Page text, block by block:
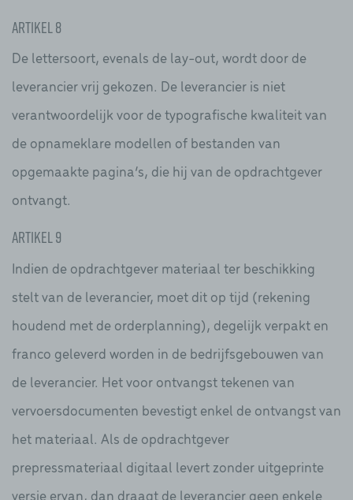
Artikel 8
De lettersoort, evenals de lay-out, wordt door de
leverancier vrij gekozen. De leverancier is niet
verantwoordelijk voor de typografische kwaliteit van
de opnameklare modellen of bestanden van
opgemaakte pagina’s, die hij van de opdrachtgever
ontvangt.
Artikel 9
Indien de opdrachtgever materiaal ter beschikking
stelt van de leverancier, moet dit op tijd (rekening
houdend met de orderplanning), degelijk verpakt en
franco geleverd worden in de bedrijfsgebouwen van
de leverancier. Het voor ontvangst tekenen van
vervoersdocumenten bevestigt enkel de ontvangst van
het materiaal. Als de opdrachtgever
prepressmateriaal digitaal levert zonder uitgeprinte
versie ervan, dan draagt de leverancier geen enkele